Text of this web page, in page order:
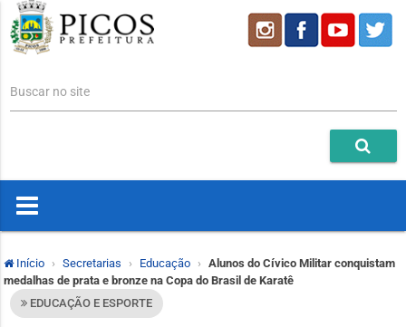
Buscar no site
Início Secretarias Educação
Alunos do Cívico Militar conquistam
medalhas de prata e bronze na Copa do Brasil de Karatê
EDUCAÇÃO E ESPORTE